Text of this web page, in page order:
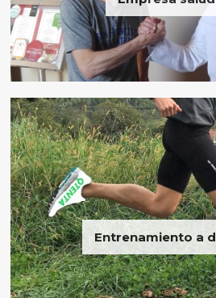
Entrenamiento a